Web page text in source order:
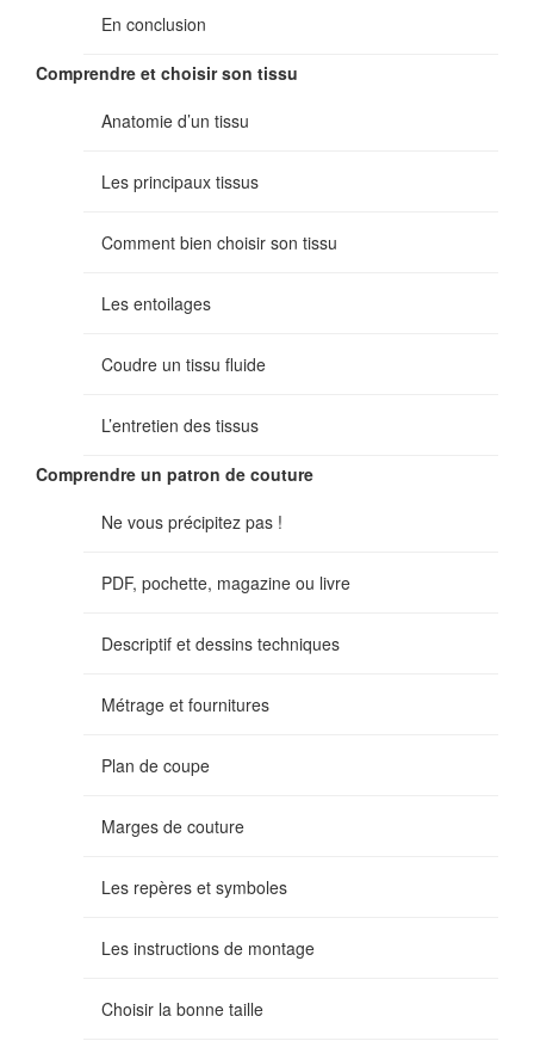
En conclusion
Comprendre et choisir son tissu
Anatomie d’un tissu
Les principaux tissus
Comment bien choisir son tissu
Les entoilages
Coudre un tissu fluide
L’entretien des tissus
Comprendre un patron de couture
Ne vous précipitez pas !
PDF, pochette, magazine ou livre
Descriptif et dessins techniques
Métrage et fournitures
Plan de coupe
Marges de couture
Les repères et symboles
Les instructions de montage
Choisir la bonne taille